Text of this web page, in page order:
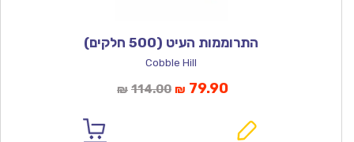
התרוממות העיט (500 חלקים)
Cobble Hill
₪ 114.00המחיר
₪ 79.90המחיר
הוא: